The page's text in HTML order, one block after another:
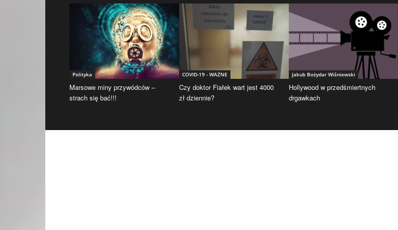
Polityka
Marsowe miny przywódców –
strach się bać!!!
COVID-19 - WAŻNE
Czy doktor Fiałek wart jest 4000
zł dziennie?
Jakub Bożydar Wiśniewski
Hollywood w przedśmiertnych
drgawkach